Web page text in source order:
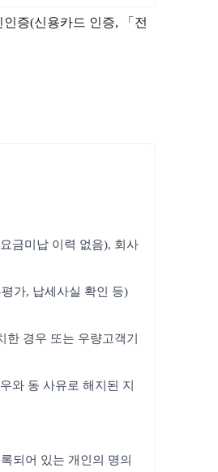
증(신용카드 인증, 「전
금미납 이력 없음), 회사
가, 납세사실 확인 등)
경우 또는 우량고객기
와 동 사유로 해지된 지
되어 있는 개인의 명의